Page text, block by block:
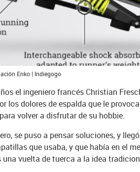
Enko | Indiegogo
el ingeniero francés Christian
los dolores de espalda que le
volver a disfrutar de su hobbie.
se puso a pensar soluciones, y
que usaba, y que había en el
una vuelta de tuerca a la idea